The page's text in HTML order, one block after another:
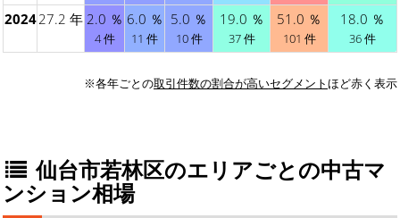
202427.2 年 2.0 ％
4 件
6.0 ％
11 件
5.0 ％
10 件
19.0 ％
37 件
51.0 ％
101 件
18.0 ％
36 件
※各年ごとの取引件数の割合が高いセグメントほど赤く表示
仙台市若林区のエリアごとの中古マ
ンション相場